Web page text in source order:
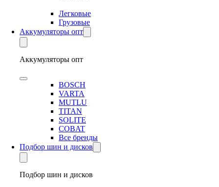
Легковые
Грузовые
Аккумуляторы опт
Аккумуляторы опт
BOSCH
VARTA
MUTLU
TITAN
SOLITE
COBAT
Все бренды
Подбор шин и дисков
Подбор шин и дисков